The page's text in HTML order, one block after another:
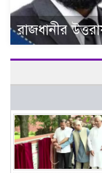
রাজধানীর